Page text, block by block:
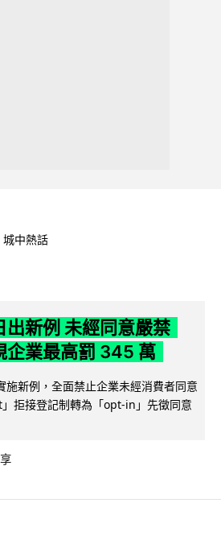
城中熱話
出新例 未經同意嚴禁
企業最高罰 345 萬
施新例，全面禁止企業未經消費者同意
拒接登記制轉為「opt-in」先徵同意